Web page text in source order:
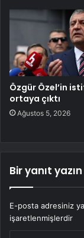
Özgür Özel’in
ortaya çıktı
Ağustos 5, 2026
Bir yanıt yazın
E-posta adresiniz
işaretlenmişlerdir